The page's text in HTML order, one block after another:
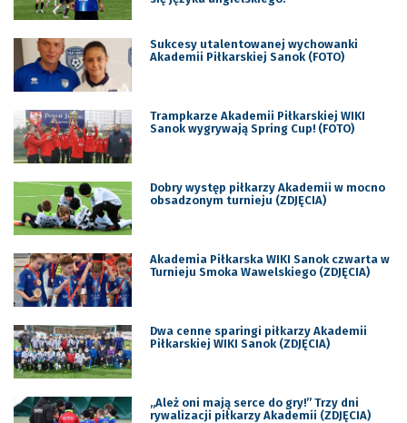
Sukcesy utalentowanej wychowanki
Akademii Piłkarskiej Sanok (FOTO)
Trampkarze Akademii Piłkarskiej WIKI
Sanok wygrywają Spring Cup! (FOTO)
Dobry występ piłkarzy Akademii w mocno
obsadzonym turnieju (ZDJĘCIA)
Akademia Piłkarska WIKI Sanok czwarta w
Turnieju Smoka Wawelskiego (ZDJĘCIA)
Dwa cenne sparingi piłkarzy Akademii
Piłkarskiej WIKI Sanok (ZDJĘCIA)
„Ależ oni mają serce do gry!” Trzy dni
rywalizacji piłkarzy Akademii (ZDJĘCIA)